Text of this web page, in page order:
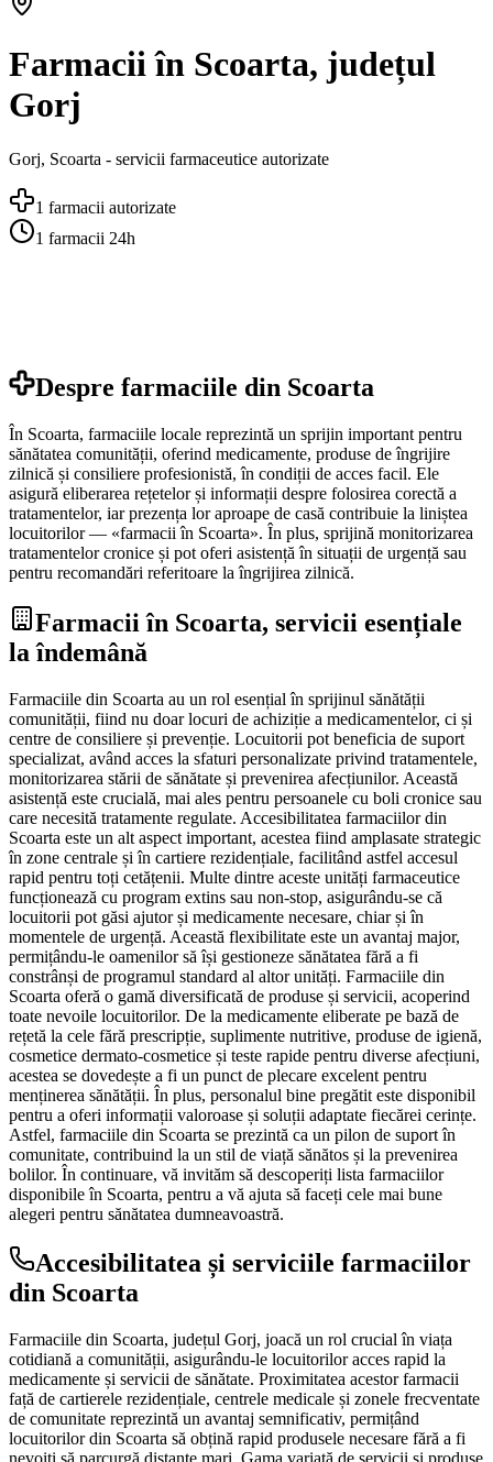
Farmacii în Scoarta, județul
Gorj
Gorj, Scoarta - servicii farmaceutice autorizate
1 farmacii autorizate
1 farmacii 24h
Despre farmaciile din Scoarta
În Scoarta, farmaciile locale reprezintă un sprijin important pentru
sănătatea comunității, oferind medicamente, produse de îngrijire
zilnică și consiliere profesionistă, în condiții de acces facil. Ele
asigură eliberarea rețetelor și informații despre folosirea corectă a
tratamentelor, iar prezența lor aproape de casă contribuie la liniștea
locuitorilor — «farmacii în Scoarta». În plus, sprijină monitorizarea
tratamentelor cronice și pot oferi asistență în situații de urgență sau
pentru recomandări referitoare la îngrijirea zilnică.
Farmacii în Scoarta, servicii esențiale
la îndemână
Farmaciile din Scoarta au un rol esențial în sprijinul sănătății
comunității, fiind nu doar locuri de achiziție a medicamentelor, ci și
centre de consiliere și prevenție. Locuitorii pot beneficia de suport
specializat, având acces la sfaturi personalizate privind tratamentele,
monitorizarea stării de sănătate și prevenirea afecțiunilor. Această
asistență este crucială, mai ales pentru persoanele cu boli cronice sau
care necesită tratamente regulate. Accesibilitatea farmaciilor din
Scoarta este un alt aspect important, acestea fiind amplasate strategic
în zone centrale și în cartiere rezidențiale, facilitând astfel accesul
rapid pentru toți cetățenii. Multe dintre aceste unități farmaceutice
funcționează cu program extins sau non-stop, asigurându-se că
locuitorii pot găsi ajutor și medicamente necesare, chiar și în
momentele de urgență. Această flexibilitate este un avantaj major,
permițându-le oamenilor să își gestioneze sănătatea fără a fi
constrânși de programul standard al altor unități. Farmaciile din
Scoarta oferă o gamă diversificată de produse și servicii, acoperind
toate nevoile locuitorilor. De la medicamente eliberate pe bază de
rețetă la cele fără prescripție, suplimente nutritive, produse de igienă,
cosmetice dermato-cosmetice și teste rapide pentru diverse afecțiuni,
acestea se dovedește a fi un punct de plecare excelent pentru
menținerea sănătății. În plus, personalul bine pregătit este disponibil
pentru a oferi informații valoroase și soluții adaptate fiecărei cerințe.
Astfel, farmaciile din Scoarta se prezintă ca un pilon de suport în
comunitate, contribuind la un stil de viață sănătos și la prevenirea
bolilor. În continuare, vă invităm să descoperiți lista farmaciilor
disponibile în Scoarta, pentru a vă ajuta să faceți cele mai bune
alegeri pentru sănătatea dumneavoastră.
Accesibilitatea și serviciile farmaciilor
din Scoarta
Farmaciile din Scoarta, județul Gorj, joacă un rol crucial în viața
cotidiană a comunității, asigurându-le locuitorilor acces rapid la
medicamente și servicii de sănătate. Proximitatea acestor farmacii
față de cartierele rezidențiale, centrele medicale și zonele frecventate
de comunitate reprezintă un avantaj semnificativ, permițând
locuitorilor din Scoarta să obțină rapid produsele necesare fără a fi